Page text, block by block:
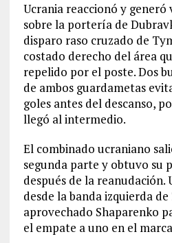
Ucrania reaccionó y generó
sobre la portería de
disparo raso cruzado de
costado derecho del área
repelido por el poste. Dos
de ambos guardametas
goles antes del descanso,
llegó al intermedio.
El combinado ucraniano
segunda parte y obtuvo su
después de la reanudación.
desde la banda izquierda
aprovechado Shaparenko
el empate a uno en el